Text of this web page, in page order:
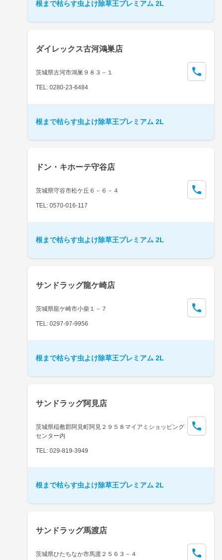
根まで枯らす虫よけ除草王プレミアム 2L
ダイレックス古河鴻巣店
茨城県古河市鴻巣９８３－１
TEL: 0280-23-6484
根まで枯らす虫よけ除草王プレミアム 2L
ドン・キホーテ守谷店
茨城県守谷市松ケ丘６－６－４
TEL: 0570-016-117
根まで枯らす虫よけ除草王プレミアム 2L
サンドラッグ龍ケ崎店
茨城県龍ケ崎市小柴１－７
TEL: 0297-97-9956
根まで枯らす虫よけ除草王プレミアム 2L
サンドラッグ阿見店
茨城県稲敷郡阿見町阿見２９５８マイアミショッピング
センター内
TEL: 029-819-3949
根まで枯らす虫よけ除草王プレミアム 2L
サンドラッグ馬渡店
茨城県ひたちなか市馬渡２５６３－４